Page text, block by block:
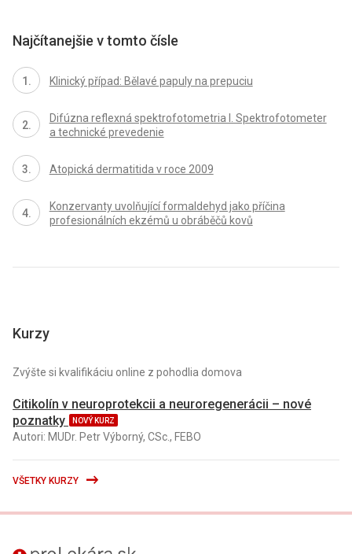
Najčítanejšie v tomto čísle
Klinický případ: Bělavé papuly na prepuciu
Difúzna reflexná spektrofotometria I. Spektrofotometer
a technické prevedenie
Atopická dermatitida v roce 2009
Konzervanty uvolňující formaldehyd jako příčina
profesionálních ekzémů u obráběčů kovů
Kurzy
Zvýšte si kvalifikáciu online z pohodlia domova
Citikolín v neuroprotekcii a neuroregenerácii – nové
poznatky
NOVÝ KURZ
Autori: MUDr. Petr Výborný, CSc., FEBO
VŠETKY KURZY